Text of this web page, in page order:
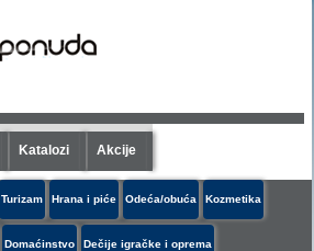
Katalozi Akcije
Turizam Hrana i piće Odeća/obuća Kozmetika
Domaćinstvo Dečije igračke i oprema